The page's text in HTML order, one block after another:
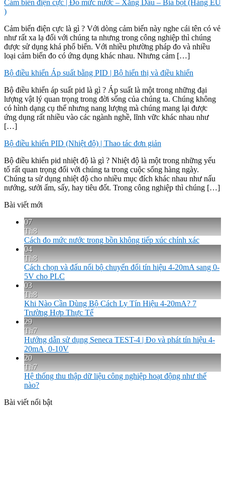
Cảm biến điện cực | Đo mức nước – Xăng Dầu – Bia bọt (Hàng EU
)
Cảm biến điện cực là gì ? Với dòng cảm biến này nghe cái tên có vẻ
như rất xa lạ đối với chúng ta nhưng trong công nghiệp thì chúng
được sử dụng khá phổ biến. Với nhiều phường pháp đo và nhiều
loại cảm biến đo có ứng dụng khác nhau. Nhưng cảm […]
Bộ điều khiển Áp suất bằng PID | Bộ hiển thị và điều khiển
Bộ điều khiển áp suất pid là gì ? Áp suất là một trong những đại
lượng vật lý quan trọng trong đời sống của chúng ta. Chúng không
có hình dạng cụ thể nhưng nang lượng mà chúng mang lại được
ứng dụng rất nhiều vào các ngành nghề, lĩnh vữc khác nhau như
[…]
Bộ điều khiển PID (Nhiệt độ) | Thao tác đơn giản
Bộ điều khiển pid nhiệt độ là gì ? Nhiệt độ là một trong những yếu
tố rất quan trọng đối với chúng ta trong cuộc sống hàng ngày.
Chúng ta sử dụng nhiệt độ cho nhiều mục đích khác nhau như nấu
nướng, sưởi ấm, sấy, hay tiêu đốt. Trong công nghiệp thì chúng […]
Bài viết mới
07
Th8
Cách đo mức nước trong bồn không tiếp xúc chính xác
04
Th8
Cách chọn và đấu nối bộ chuyển đổi tín hiệu 4-20mA sang 0-
5V cho PLC
03
Th8
Khi Nào Cần Dùng Bộ Cách Ly Tín Hiệu 4-20mA? 7
Trường Hợp Thực Tế
29
Th7
Hướng dẫn sử dụng Seneca TEST-4 | Đo và phát tín hiệu 4-
20mA, 0-10V
20
Th7
Hệ thống thu thập dữ liệu công nghiệp hoạt động như thế
nào?
Bài viết nổi bật